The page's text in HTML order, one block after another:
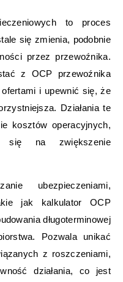
to proces
się zmienia, podobnie
przez przewoźnika.
z OCP przewoźnika
i upewnić się, że
Działania te
kosztów operacyjnych,
się na zwiększenie
ubezpieczeniami,
jak kalkulator OCP
długoterminowej
Pozwala unikać
z roszczeniami,
działania, co jest